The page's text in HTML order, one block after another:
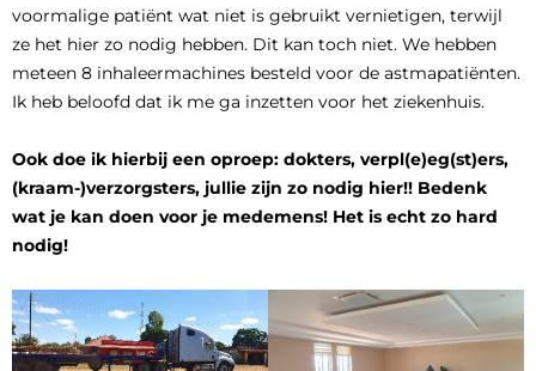
voormalige patiënt wat niet is gebruikt vernietigen, terwijl
ze het hier zo nodig hebben. Dit kan toch niet. We hebben
meteen 8 inhaleermachines besteld voor de astmapatiënten.
Ik heb beloofd dat ik me ga inzetten voor het ziekenhuis.
Ook doe ik hierbij een oproep: dokters, verpl(e)eg(st)ers,
(kraam-)verzorgsters, jullie zijn zo nodig hier!! Bedenk
wat je kan doen voor je medemens! Het is echt zo hard
nodig!